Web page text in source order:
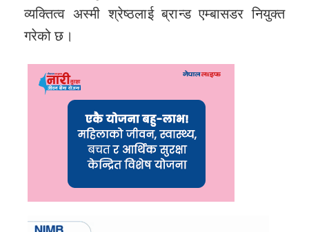
व्यक्तित्व अस्मी श्रेष्ठलाई ब्रान्ड एम्बासडर नियुक्त
गरेको छ।